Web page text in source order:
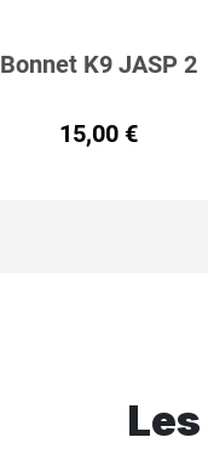
Bonnet K9 JASP 2
COLORIS
15,00 €